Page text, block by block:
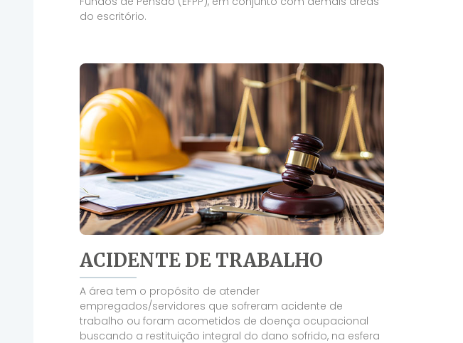
do escritório.
ACIDENTE DE TRABALHO
A área tem o propósito de atender
empregados/servidores que sofreram acidente de
trabalho ou foram acometidos de doença ocupacional
buscando a restituição integral do dano sofrido, na esfera